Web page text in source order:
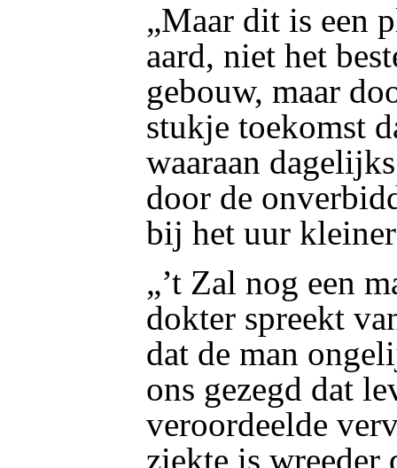
„Maar dit is een
aard, niet het
gebouw, maar
stukje toekomst
waaraan
door de
bij het uur
„’t Zal nog een
dokter spreekt
dat de man
ons gezegd dat
veroordeelde
ziekte is wreeder